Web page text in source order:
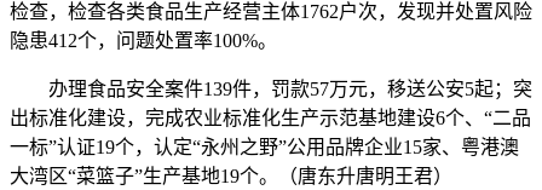
检查，检查各类食品生产经营主体1762户次，发现并处置风险
隐患412个，问题处置率100%。
办理食品安全案件139件，罚款57万元，移送公安5起；突
出标准化建设，完成农业标准化生产示范基地建设6个、“二品
一标”认证19个，认定“永州之野”公用品牌企业15家、粤港澳
大湾区“菜篮子”生产基地19个。（唐东升唐明王君）